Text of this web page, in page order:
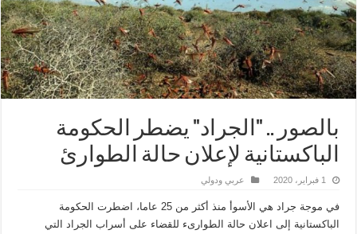
بالصور .. "الجراد" يضطر الحكومة
الباكستانية لإعلان حالة الطوارئ
1 فبراير، 2020 عربي ودولي
في موجة جراد هي الأسوأ منذ أكثر من 25 عاما، اضطرت الحكومة
الباكستانية إلى اعلان حالة الطوارىء للقضاء على أسراب الجراد التي